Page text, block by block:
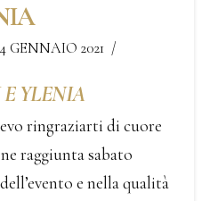
GENNAIO 2021
YLENIA
ringraziarti di cuore
raggiunta sabato
e nella qualità